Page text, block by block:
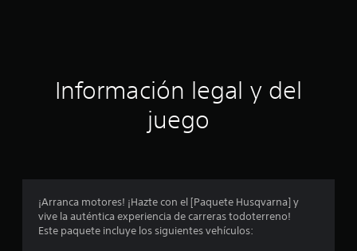
o
t
r
Información legal y del
juego
¡Arranca motores! ¡Hazte con el [Paquete Husqvarna] y
vive la auténtica experiencia de carreras todoterreno!
Este paquete incluye los siguientes vehículos: